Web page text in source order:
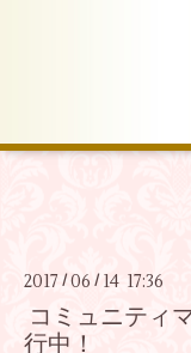
2017 /06 / 14 17:36
コミュニティ
行中！